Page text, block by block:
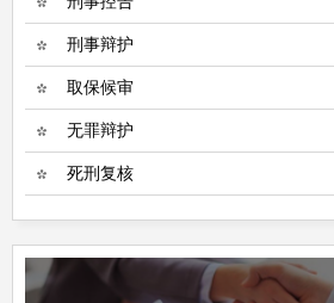
刑事辩护
取保候审
无罪辩护
死刑复核